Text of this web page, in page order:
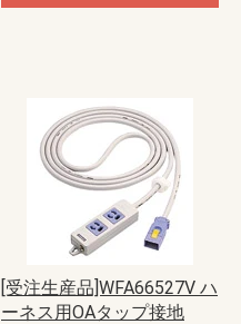
[受注生産品]WFA66527V ハ
ーネス用OAタップ接地